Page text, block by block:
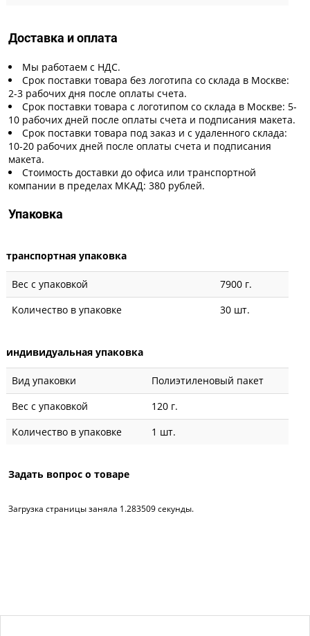
Доставка и оплата
Мы работаем с НДС.
Срок поставки товара без логотипа со склада в Москве:
2-3 рабочих дня после оплаты счета.
Срок поставки товара с логотипом со склада в Москве: 5-
10 рабочих дней после оплаты счета и подписания макета.
Срок поставки товара под заказ и с удаленного склада:
10-20 рабочих дней после оплаты счета и подписания
макета.
Стоимость доставки до офиса или транспортной
компании в пределах МКАД: 380 рублей.
Упаковка
транспортная упаковка
Вес с упаковкой
7900 г.
Количество в упаковке
30 шт.
индивидуальная упаковка
Вид упаковки
Полиэтиленовый пакет
Вес с упаковкой
120 г.
Количество в упаковке
1 шт.
Задать вопрос о товаре
Загрузка страницы заняла 1.283509 секунды.